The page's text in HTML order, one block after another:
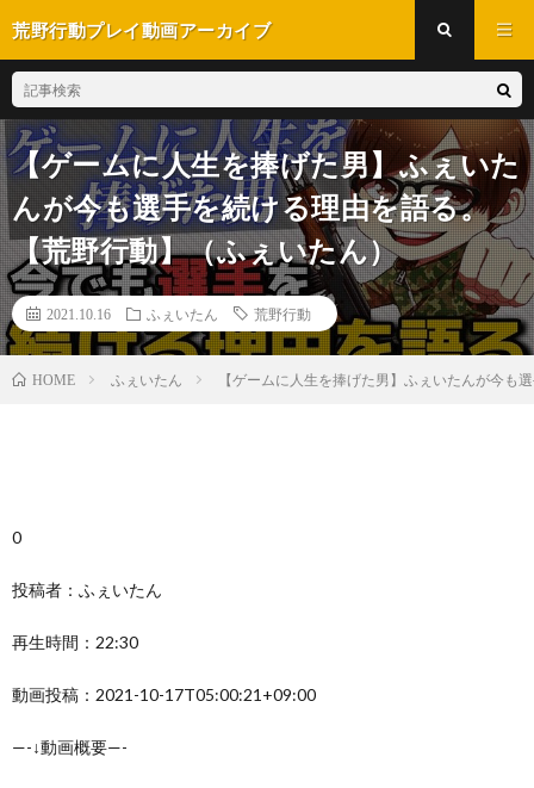
荒野行動プレイ動画アーカイブ
【ゲームに人生を捧げた男】ふぇいた
んが今も選手を続ける理由を語る。
【荒野行動】（ふぇいたん）
2021.10.16 ふぇいたん 荒野行動
HOME ふぇいたん 【ゲームに人生を捧げた男】ふぇいたんが今も
0
投稿者：ふぇいたん
再生時間：22:30
動画投稿：2021-10-17T05:00:21+09:00
—-↓動画概要—-